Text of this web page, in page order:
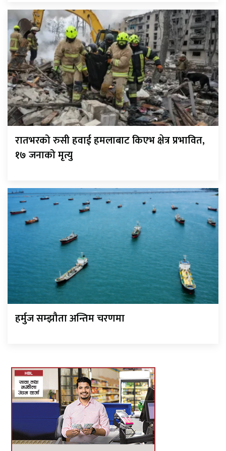
रातभरको रुसी हवाई हमलाबाट किएभ क्षेत्र प्रभावित,
१७ जनाको मृत्यु
हर्मुज सम्झौता अन्तिम चरणमा